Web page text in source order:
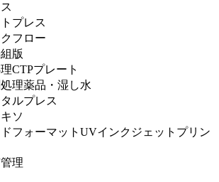
プレス
フロー
版
CTPプレート
理薬品・湿し水
ルプレス
ソ
フォーマットUVインクジェットプリン
理